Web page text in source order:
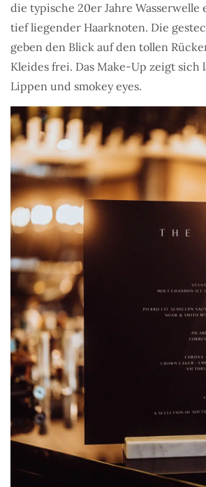
die typische 20er Jahre
tief liegender Haarknoten. Die
geben den Blick auf den tollen
Kleides frei. Das Make-Up zeigt sich
Lippen und smokey eyes.